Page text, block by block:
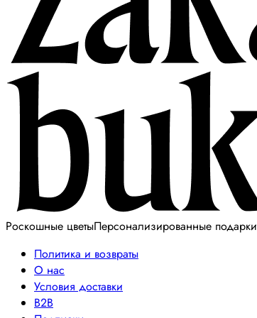
Роскошные цветыПерсонализированные подарки
Политика и возвраты
О нас
Условия доставки
B2B